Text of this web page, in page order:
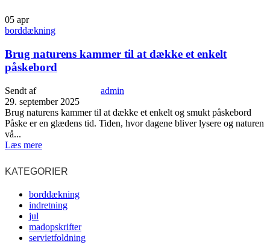
05 apr
borddækning
Brug naturens kammer til at dække et enkelt
påskebord
Sendt af
admin
29. september 2025
Brug naturens kammer til at dække et enkelt og smukt påskebord
Påske er en glædens tid. Tiden, hvor dagene bliver lysere og naturen
vå...
Læs mere
KATEGORIER
borddækning
indretning
jul
madopskrifter
servietfoldning